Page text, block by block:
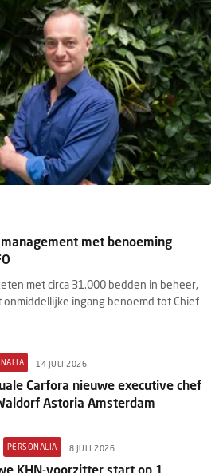
met benoeming
met circa 31.000 bedden in beheer,
ingang benoemd tot Chief
14 JULI 2026
Carfora nieuwe executive chef
Astoria Amsterdam
PERSONALIA 8 JULI 2026
KHN-voorzitter start op 1